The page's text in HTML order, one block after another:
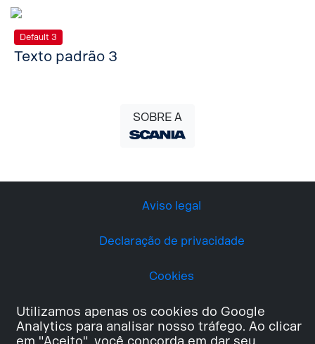
Utilizamos apenas os cookies do Google
Analytics para analisar nosso tráfego. Ao clicar
Default 3
Texto padrão 3
SOBRE A
Aviso legal
Declaração de privacidade
Cookies